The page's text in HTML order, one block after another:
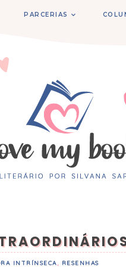
PARCERIAS
INTRÍNSECA RESENHAS